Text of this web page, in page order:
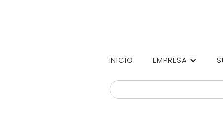
INICIO EMPRESA